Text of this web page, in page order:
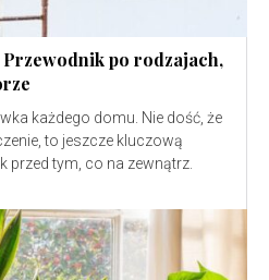
po rodzajach,
każdego domu. Nie dość, że
to jeszcze kluczową
tym, co na zewnątrz.